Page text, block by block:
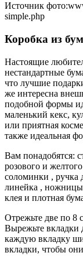
Источник
simple.php
Коробка из
Настоящие
нестандартные
что лучшие
же интересна
подобной формы
маленький кекс,
или приятная
также идеальная
Вам понадобятся:
розового и
соломинки , ручка
линейка , ножницы
клея и плотная
Отрежьте две по 8
Вырежьте вкладки
каждую вкладку
вкладки, чтобы